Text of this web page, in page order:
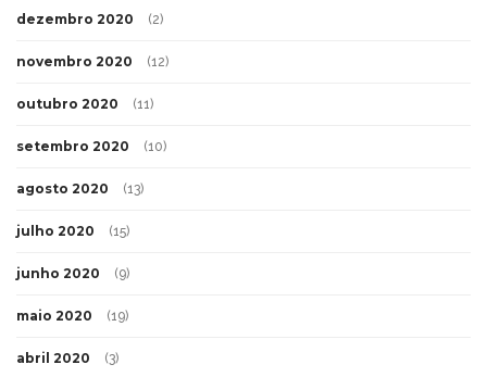
dezembro 2020 (2)
novembro 2020 (12)
outubro 2020 (11)
setembro 2020 (10)
agosto 2020 (13)
julho 2020 (15)
junho 2020 (9)
maio 2020 (19)
abril 2020 (3)